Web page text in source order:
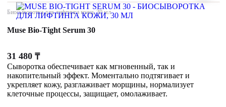
Биосыворотка для лифтинга кожи, 30 мл
Muse Bio-Tight Serum 30
31 480 ₸
Сыворотка обеспечивает как мгновенный, так и
накопительный эффект. Моментально подтягивает и
укрепляет кожу, разглаживает морщины, нормализует
клеточные процессы, защищает, омолаживает.